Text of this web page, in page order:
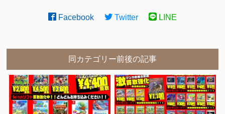
Facebook Twitter LINE
同カテゴリー前後の記事